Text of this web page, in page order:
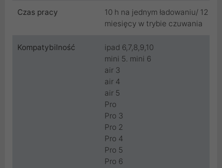
Czas pracy
10 h na jednym ładowaniu/ 12
miesięcy w trybie czuwania
Kompatybilność
ipad 6,7,8,9,10
mini 5. mini 6
air 3
air 4
air 5
Pro
Pro 3
Pro 2
Pro 4
Pro 5
Pro 6